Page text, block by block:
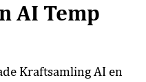
AI Temp
Kraftsamling AI en